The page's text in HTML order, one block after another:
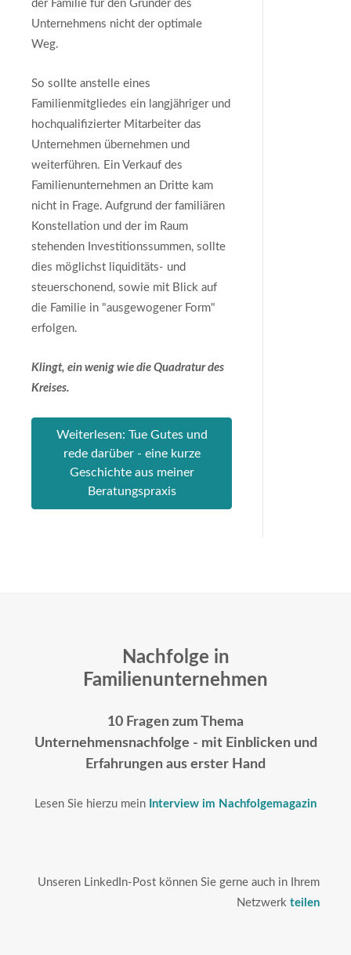
der Familie für den Gründer des
Unternehmens nicht der optimale
Weg.
So sollte anstelle eines
Familienmitgliedes ein langjähriger und
hochqualifizierter Mitarbeiter das
Unternehmen übernehmen und
weiterführen. Ein Verkauf des
Familienunternehmen an Dritte kam
nicht in Frage. Aufgrund der familiären
Konstellation und der im Raum
stehenden Investitionssummen, sollte
dies möglichst liquiditäts- und
steuerschonend, sowie mit Blick auf
die Familie in "ausgewogener Form"
erfolgen.
Klingt, ein wenig wie die Quadratur des
Kreises.
Weiterlesen: Tue Gutes und
rede darüber - eine kurze
Geschichte aus meiner
Beratungspraxis
Nachfolge in
Familienunternehmen
10 Fragen zum Thema
Unternehmensnachfolge - mit Einblicken und
Erfahrungen aus erster Hand
Lesen Sie hierzu mein Interview im Nachfolgemagazin
Unseren LinkedIn-Post können Sie gerne auch in Ihrem
Netzwerk teilen